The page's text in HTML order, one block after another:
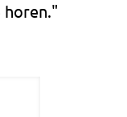
horen."